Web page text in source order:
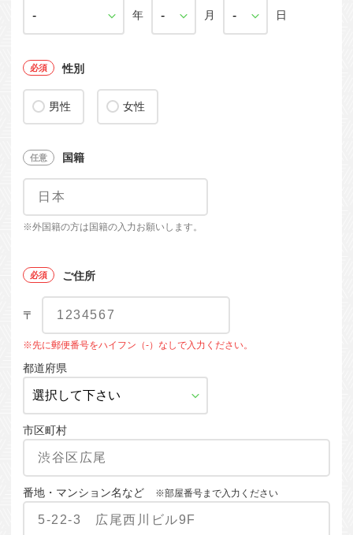
年 月 日
性別
男性 女性
国籍
※外国籍の方は国籍の入力お願いします。
ご住所
〒
※先に郵便番号をハイフン（-）なしで入力ください。
都道府県
市区町村
番地・マンション名など ※部屋番号まで入力ください